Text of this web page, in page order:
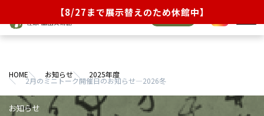
【8/27まで展示替えのため休館中】
オンライン
チケット JA
イベント・ラーニング
当館について
HOME お知らせ 2025年度
2月のミニトーク開催日のお知らせ―2026冬